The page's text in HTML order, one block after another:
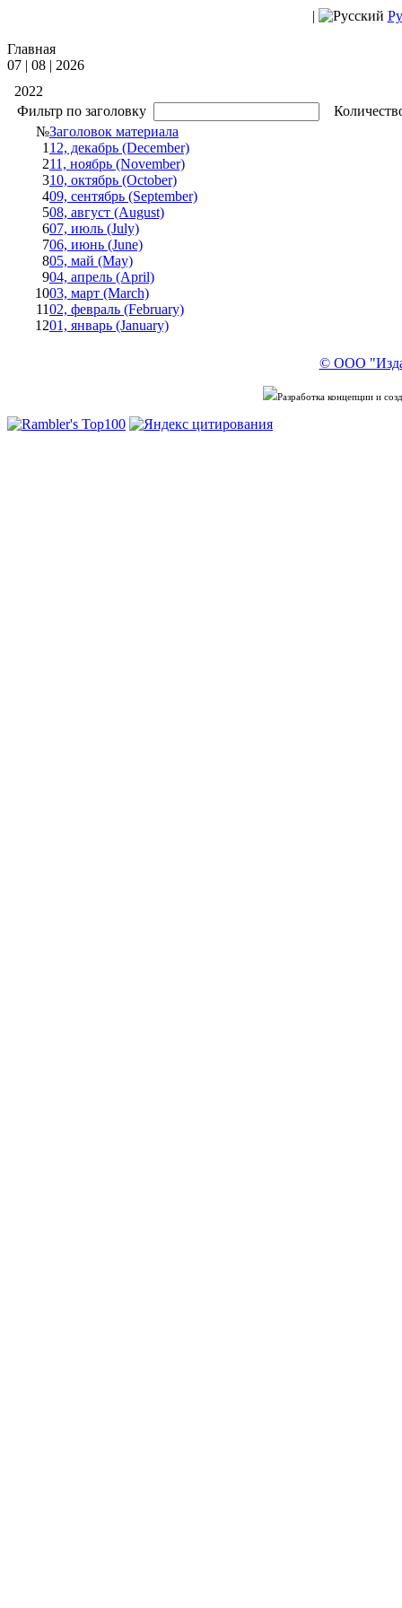
|
Главная
07 | 08 | 2026
2022
Фильтр по заголовку
№Заголовок материала
1 12, декабрь (December)
211, ноябрь (November)
310, октябрь (October)
409, сентябрь (September)
508, август (August)
607, июль (July)
706, июнь (June)
805, май (May)
904, апрель (April)
1003, март (March)
1102, февраль (February)
1201, январь (January)
© ООО
Разработка концепции и